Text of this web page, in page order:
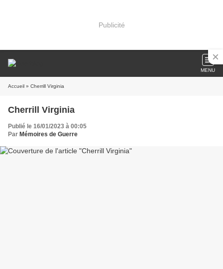
Publicité
MENU
Accueil » Cherrill Virginia
Cherrill Virginia
Publié le 16/01/2023 à 00:05
Par Mémoires de Guerre